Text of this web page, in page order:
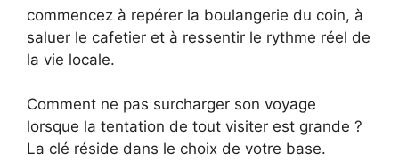
commencez à repérer la boulangerie du coin, à
saluer le cafetier et à ressentir le rythme réel de
la vie locale.
Comment ne pas surcharger son voyage
lorsque la tentation de tout visiter est grande ?
La clé réside dans le choix de votre base.